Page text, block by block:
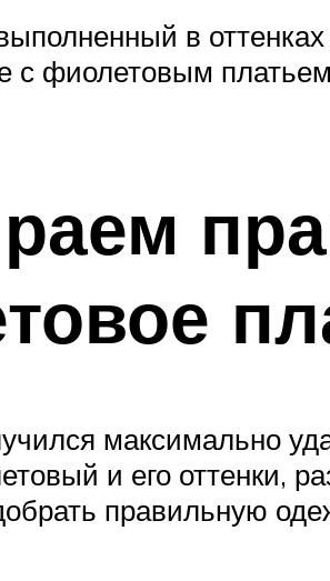
в
фиолетовым
максимально
и его оттенки,
правильную